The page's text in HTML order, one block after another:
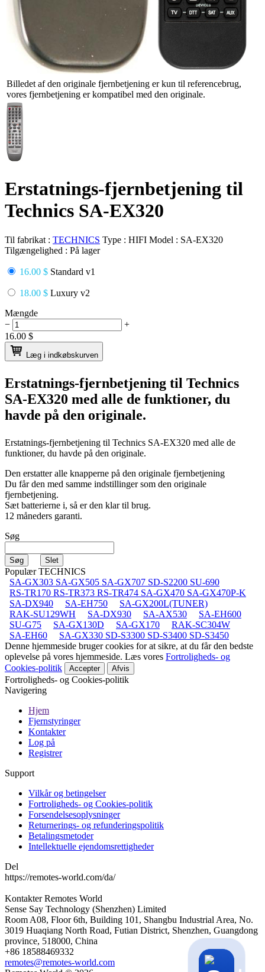
Billedet af den originale fjernbetjening er kun til referencebrug,
vores fjernbetjening er kompatibel med den originale.
Erstatnings-fjernbetjening til
Technics SA-EX320
Til fabrikat : TECHNICS Type : HIFI Model : SA-EX320
Tilgængelighed : På lager
16.00 $ Standard v1
18.00 $ Luxury v2
Mængde
−
+
16.00 $
Læg i indkøbskurven
Erstatnings-fjernbetjening til Technics
SA-EX320 med alle de funktioner, du
havde på den originale.
Erstatnings-fjernbetjening til Technics SA-EX320 med alle de
funktioner, du havde på den originale.
Den erstatter alle knapperne på den originale fjernbetjening
Du får den med samme indstillinger som den originale
fjernbetjening.
Sæt batterierne i, så er den klar til brug.
12 måneders garanti.
Søg
Populær TECHNICS
SA-GX303 SA-GX505 SA-GX707 SD-S2200 SU-690
RS-TR170 RS-TR373 RS-TR474 SA-GX470 SA-GX470P-K
SA-DX940
SA-EH750
SA-GX200L(TUNER)
RAK-SU129WH
SA-DX930 SA-AX530
SA-EH600
SU-G75
SA-GX130D SA-GX170
RAK-SC304W
SA-EH60
SA-GX330 SD-S3300 SD-S3400 SD-S3450
Denne hjemmeside bruger cookies for at sikre, at du får den bedste
oplevelse på vores hjemmeside. Læs vores Fortroligheds- og
Cookies-politik
Accepter Afvis
Fortroligheds- og Cookies-politik
Navigering
Hjem
Fjernstyringer
Kontakter
Log på
Registrer
Support
Vilkår og betingelser
Fortroligheds- og Cookies-politik
Forsendelsesoplysninger
Returnerings- og refunderingspolitik
Betalingsmetoder
Intellektuelle ejendomsrettigheder
Del
https://remotes-world.com/da/
Kontakter Remotes World
Sense Say Technology (Shenzhen) Limited
Room A08, Floor 6th, Building 101, Shangbu Industrial Area, No.
3019 Huaqiang North Road, Futian District, Shenzhen, Guangdong
province, 518000, China
+86 18588469332
remotes@remotes-world.com